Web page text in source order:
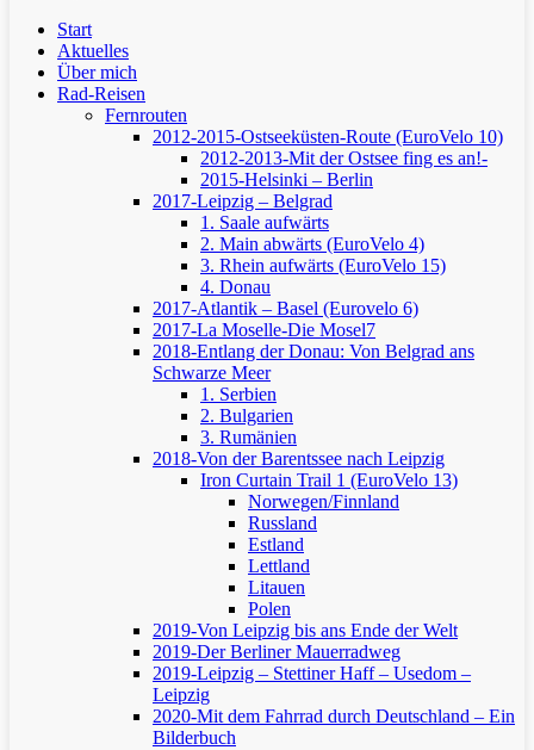
Start
Aktuelles
Über mich
Rad-Reisen
Fernrouten
2012-2015-Ostseeküsten-Route (EuroVelo 10)
2012-2013-Mit der Ostsee fing es an!-
2015-Helsinki – Berlin
2017-Leipzig – Belgrad
1. Saale aufwärts
2. Main abwärts (EuroVelo 4)
3. Rhein aufwärts (EuroVelo 15)
4. Donau
2017-Atlantik – Basel (Eurovelo 6)
2017-La Moselle-Die Mosel7
2018-Entlang der Donau: Von Belgrad ans
Schwarze Meer
1. Serbien
2. Bulgarien
3. Rumänien
2018-Von der Barentssee nach Leipzig
Iron Curtain Trail 1 (EuroVelo 13)
Norwegen/Finnland
Russland
Estland
Lettland
Litauen
Polen
2019-Von Leipzig bis ans Ende der Welt
2019-Der Berliner Mauerradweg
2019-Leipzig – Stettiner Haff – Usedom –
Leipzig
2020-Mit dem Fahrrad durch Deutschland – Ein
Bilderbuch